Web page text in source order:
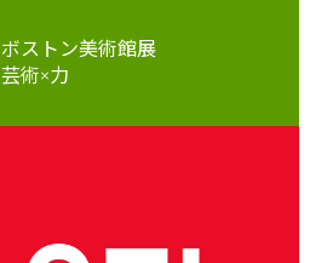
ボストン美術館展
芸術×力